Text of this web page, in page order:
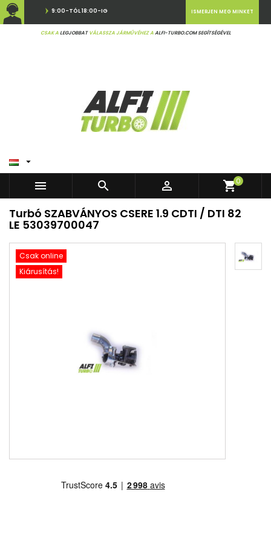
9:00-TÓL 18:00-IG
CSAK ALEGJOBBATVÁLASSZA JÁRMŰVÉHEZ AALFI-TURBO.COM SEGÍTSÉGÉVEL
ISMERJEN MEG MINKET

   shopping_cart0
Turbó SZABVÁNYOS CSERE 1.9 CDTI / DTI 82
LE 53039700047
Csak online
Kiárusítás!